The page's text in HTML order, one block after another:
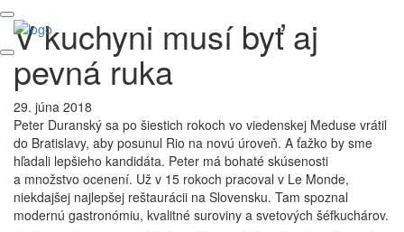
V kuchyni musí byť aj
pevná ruka
29. júna 2018
Peter Duranský sa po šiestich rokoch vo viedenskej Meduse vrátil
do Bratislavy, aby posunul Rio na novú úroveň. A ťažko by sme
hľadali lepšieho kandidáta. Peter má bohaté skúsenosti
a množstvo ocenení. Už v 15 rokoch pracoval v Le Monde,
niekdajšej najlepšej reštaurácii na Slovensku. Tam spoznal
modernú gastronómiu, kvalitné suroviny a svetových šéfkuchárov.